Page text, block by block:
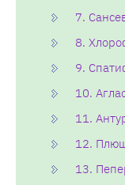
7.
8.
9.
10.
11.
12.
13.